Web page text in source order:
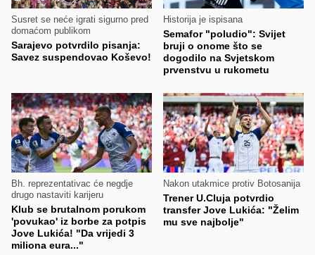
Susret se neće igrati sigurno pred
domaćom publikom
Sarajevo potvrdilo pisanja:
Savez suspendovao Koševo!
Historija je ispisana
Semafor "poludio": Svijet
bruji o onome što se
dogodilo na Svjetskom
prvenstvu u rukometu
Bh. reprezentativac će negdje
drugo nastaviti karijeru
Klub se brutalnom porukom
'povukao' iz borbe za potpis
Jove Lukića! "Da vrijedi 3
miliona eura..."
Nakon utakmice protiv Botosanija
Trener U.Cluja potvrdio
transfer Jove Lukića: "Želim
mu sve najbolje"